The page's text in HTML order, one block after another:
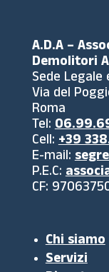
A.D.A –
Demolitori
Sede Legale
Via del
Roma
Tel:
Cell:+39
E-mail:
P.E.C:
CF:
Chi siamo
Servizi